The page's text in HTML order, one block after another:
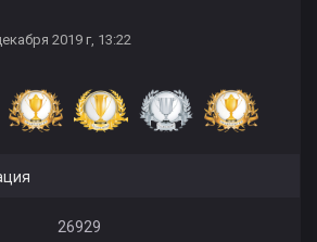
2019 г, 13:22
26929